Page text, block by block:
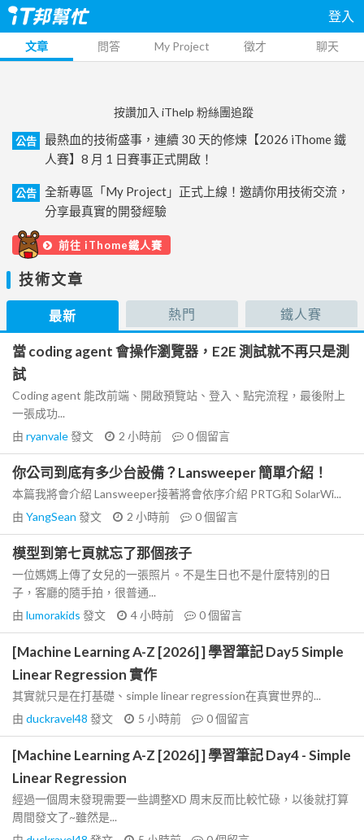
登入
文章 問答 My Project 徵才 聊天
按讚加入 iThelp 粉絲團追蹤
公告
最熱血的技術盛事，連續 30 天的修煉【2026 iThome 鐵
人賽】8 月 1 日賽事正式開啟！
公告
全新專區「My Project」正式上線！邀請你用技術交流，
分享最真實的開發經驗
前往 iThome鐵人賽
技術文章
最新 熱門 鐵人賽
當 coding agent 會操作瀏覽器，E2E 測試就不再只是測
試
Coding agent 能改前端、開啟預覽站、登入、點完流程，最後附上
一張成功...
由 ryanvale發文 2 小時前 0個留言
你公司到底有多少台設備？Lansweeper 簡單介紹！
本篇我將會介紹 Lansweeper接著將會依序介紹 PRTG和 SolarWi...
由 YangSean 發文 2 小時前 0個留言
模型到第七頁就忘了那個孩子
一位媽媽上傳了女兒的一張照片。不是生日也不是什麼特別的日
子，客廳的隨手拍，很普通...
由 lumorakids 發文 4 小時前 0個留言
[Machine Learning A-Z [2026] ] 學習筆記 Day5 Simple
Linear Regression 實作
其實就只是在打基礎、simple linear regression在真實世界的...
由 duckravel48 發文 5 小時前 0個留言
[Machine Learning A-Z [2026] ] 學習筆記 Day4 - Simple
Linear Regression
經過一個周末發現需要一些調整XD 周末反而比較忙碌，以後就打算
周間發文了~雖然是...